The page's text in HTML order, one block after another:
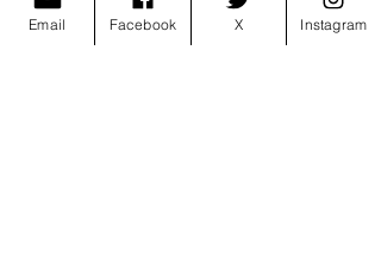
cantautore per descrivere il concerto,
che fa parte di un tour che conta numeri
Email Facebook X Instagram